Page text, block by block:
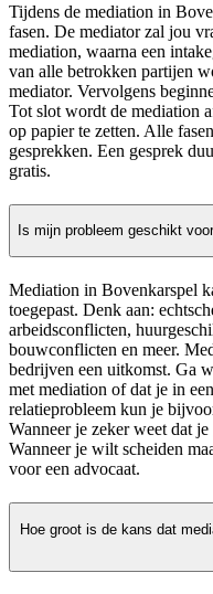
Tijdens de mediation in
fasen. De mediator zal jou
mediation, waarna een
van alle betrokken partijen
mediator. Vervolgens
Tot slot wordt de mediation
op papier te zetten. Alle
gesprekken. Een gesprek
gratis.
Is mijn probleem geschikt
Mediation in Bovenkarspel
toegepast. Denk aan:
arbeidsconflicten,
bouwconflicten en meer.
bedrijven een uitkomst. Ga
met mediation of dat je in
relatieprobleem kun je
Wanneer je zeker weet dat
Wanneer je wilt scheiden
voor een advocaat.
Hoe groot is de kans dat